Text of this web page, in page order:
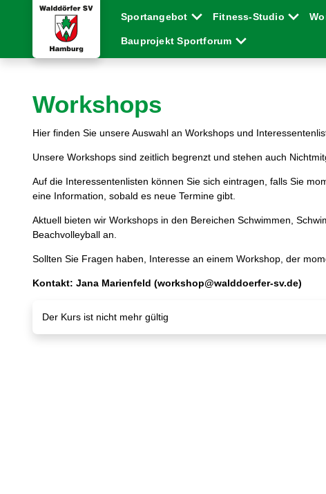
Sportangebot Fitness-Studio
Bauprojekt Sportforum
Workshops
Hier finden Sie unsere Auswahl an Workshops und
Unsere Workshops sind zeitlich begrenzt und stehen auch
Auf die Interessentenlisten können Sie sich eintragen, falls Sie
eine Information, sobald es neue Termine gibt.
Aktuell bieten wir Workshops in den Bereichen Schwimmen,
Beachvolleyball an.
Sollten Sie Fragen haben, Interesse an einem Workshop, der
Kontakt: Jana Marienfeld (workshop@walddoerfer-sv.de)
Der Kurs ist nicht mehr gültig